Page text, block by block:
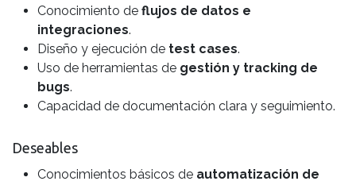
Conocimiento de flujos de datos e
integraciones.
Diseño y ejecución de test cases.
Uso de herramientas de gestión y tracking de
bugs.
Capacidad de documentación clara y seguimiento.
Deseables
Conocimientos básicos de automatización de